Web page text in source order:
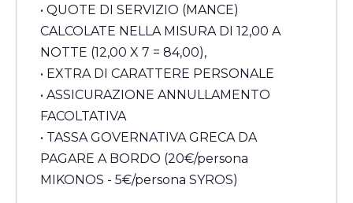
• QUOTE DI SERVIZIO (MANCE)
CALCOLATE NELLA MISURA DI 12,00 A
NOTTE (12,00 X 7 = 84,00),
• EXTRA DI CARATTERE PERSONALE
• ASSICURAZIONE ANNULLAMENTO
FACOLTATIVA
• TASSA GOVERNATIVA GRECA DA
PAGARE A BORDO (20€/persona
MIKONOS - 5€/persona SYROS)